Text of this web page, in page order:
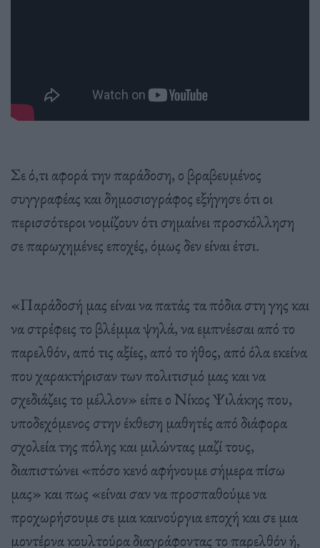
Σε ό,τι αφορά την παράδοση, ο βραβευμένος
συγγραφέας και δημοσιογράφος εξήγησε ότι οι
περισσότεροι νομίζουν ότι σημαίνει προσκόλληση
σε παρωχημένες εποχές, όμως δεν είναι έτσι.
«Παράδοσή μας είναι να πατάς τα πόδια στη γης και
να στρέφεις το βλέμμα ψηλά, να εμπνέεσαι από το
παρελθόν, από τις αξίες, από το ήθος, από όλα εκείνα
που χαρακτήρισαν των πολιτισμό μας και να
σχεδιάζεις το μέλλον» είπε ο Νίκος Ψιλάκης που,
υποδεχόμενος στην έκθεση μαθητές από διάφορα
σχολεία της πόλης και μιλώντας μαζί τους,
διαπιστώνει «πόσο κενό αφήνουμε σήμερα πίσω
μας» και πως «είναι σαν να προσπαθούμε να
προχωρήσουμε σε μια καινούργια εποχή και σε μια
μοντέρνα κουλτούρα διαγράφοντας το παρελθόν ή,